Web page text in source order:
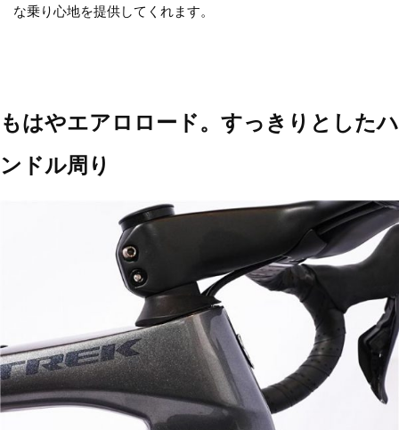
な乗り心地を提供してくれます。
もはやエアロロード。すっきりとしたハ
ンドル周り